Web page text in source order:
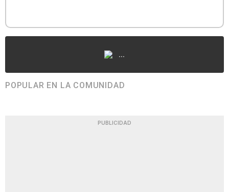
...
POPULAR EN LA COMUNIDAD
PUBLICIDAD